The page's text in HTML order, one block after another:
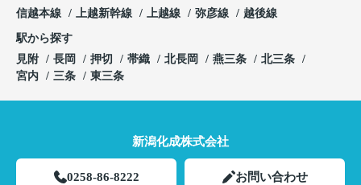
信越本線
上越新幹線 上越線 弥彦線 越後線
駅から探す
見附
長岡 押切 帯織 北長岡 燕三条
北三条
宮内
三条 東三条
新潟化成株式会社
0258-86-8222 お問い合わせ